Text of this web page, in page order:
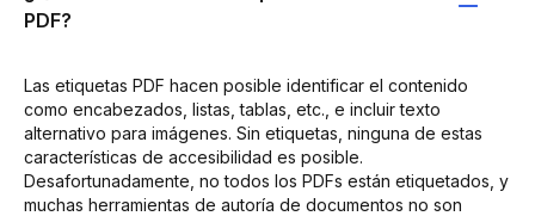
PDF?
Las etiquetas PDF hacen posible identificar el contenido
como encabezados, listas, tablas, etc., e incluir texto
alternativo para imágenes. Sin etiquetas, ninguna de estas
características de accesibilidad es posible.
Desafortunadamente, no todos los PDFs están etiquetados, y
muchas herramientas de autoría de documentos no son